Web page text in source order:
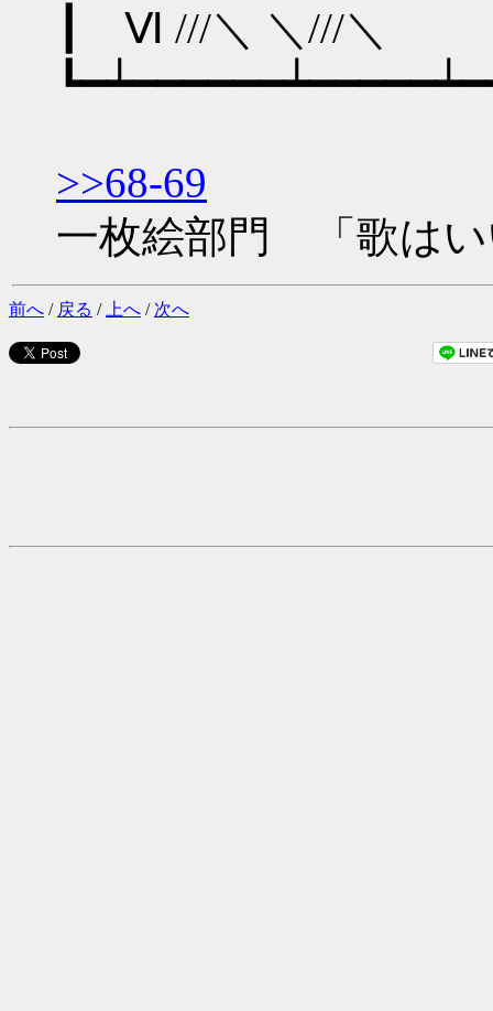
┃ Ⅵ ///
>>68-69
一枚絵部門 「歌は
前へ / 戻る / 上へ / 次へ